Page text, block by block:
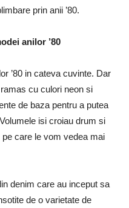
prin anii ’80.
anilor ’80
’80 in cateva cuvinte. Dar
cu culori neon si
de baza pentru a putea
isi croiau drum si
care le vom vedea mai
denim care au inceput sa
de o varietate de